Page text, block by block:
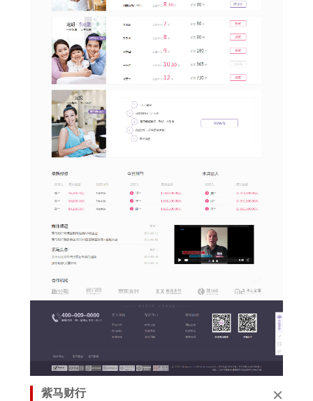
紫马财行 ×